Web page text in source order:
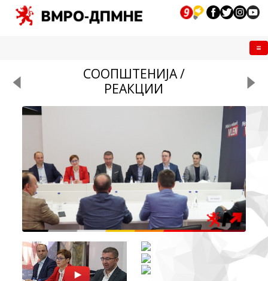
СООПШТЕНИЈА /
РЕАКЦИИ